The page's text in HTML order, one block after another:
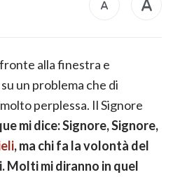
alla finestra e
un problema che di
perplessa. Il Signore
mi dice: Signore, Signore,
, ma chi fa la volontà del
Molti mi diranno in quel